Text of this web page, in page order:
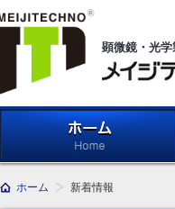
顕微鏡・光
ホーム 新着情報